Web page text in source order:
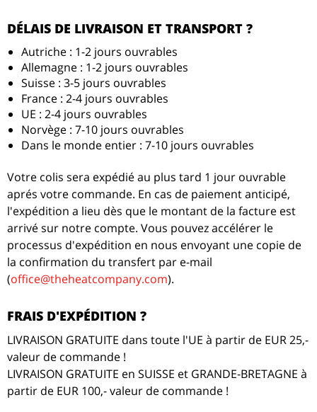
DÉLAIS DE LIVRAISON ET TRANSPORT ?
Autriche : 1-2 jours ouvrables
Allemagne : 1-2 jours ouvrables
Suisse : 3-5 jours ouvrables
France : 2-4 jours ouvrables
UE : 2-4 jours ouvrables
Norvège : 7-10 jours ouvrables
Dans le monde entier : 7-10 jours ouvrables
Votre colis sera expédié au plus tard 1 jour ouvrable
aprés votre commande. En cas de paiement anticipé,
l'expédition a lieu dès que le montant de la facture est
arrivé sur notre compte. Vous pouvez accélérer le
processus d'expédition en nous envoyant une copie de
la confirmation du transfert par e-mail
(office@theheatcompany.com).
FRAIS D'EXPÉDITION ?
LIVRAISON GRATUITE dans toute l'UE à partir de EUR 25,-
valeur de commande !
LIVRAISON GRATUITE en SUISSE et GRANDE-BRETAGNE à
partir de EUR 100,- valeur de commande !